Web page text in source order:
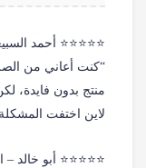
⭐⭐⭐⭐⭐ أحمد
“كنت أعاني من
منتج بدون فايدة،
لاين اختفت المشكلة
⭐⭐⭐⭐⭐ أبو خالد –